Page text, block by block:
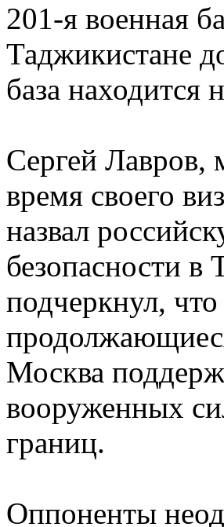
201-я военная
Таджикистане
база находится
Сергей Лавров,
время своего
назвал
безопасности в
подчеркнул,
Москва
вооруженных
границ.
Оппоненты